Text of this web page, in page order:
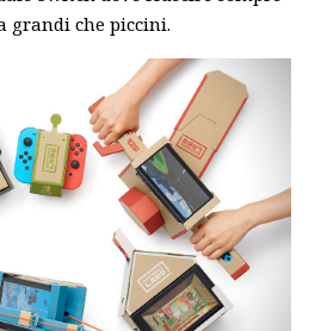
grandi che piccini.